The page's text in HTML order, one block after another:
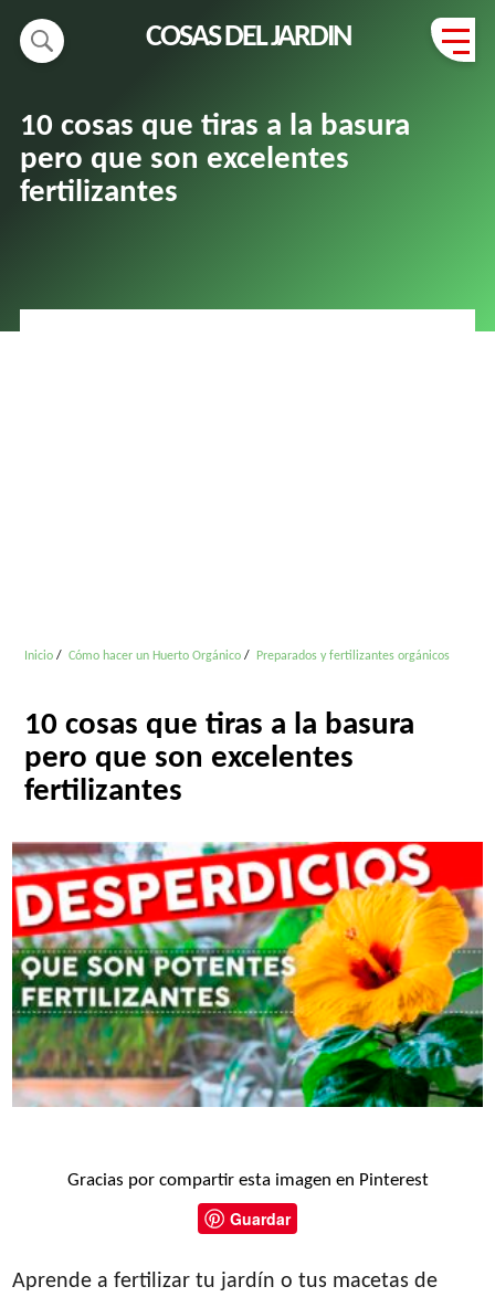
COSAS DEL JARDIN
10 cosas que tiras a la basura
pero que son excelentes
fertilizantes
Inicio Cómo hacer un Huerto Orgánico Preparados y fertilizantes orgánicos
10 cosas que tiras a la basura
pero que son excelentes
fertilizantes
Gracias por compartir esta imagen en Pinterest
Guardar
Aprende a fertilizar tu jardín o tus macetas de